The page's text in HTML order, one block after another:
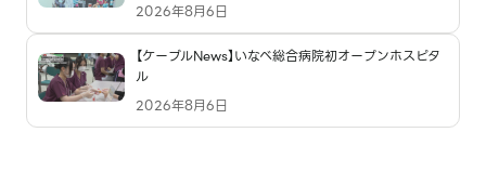
2026年8月6日
【ケーブルNews】いなべ総合病院初オープンホスピタ
ル
2026年8月6日